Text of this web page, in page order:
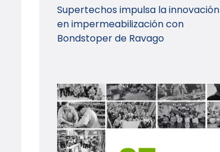
Supertechos impulsa la innovación
en impermeabilización con
Bondstoper de Ravago